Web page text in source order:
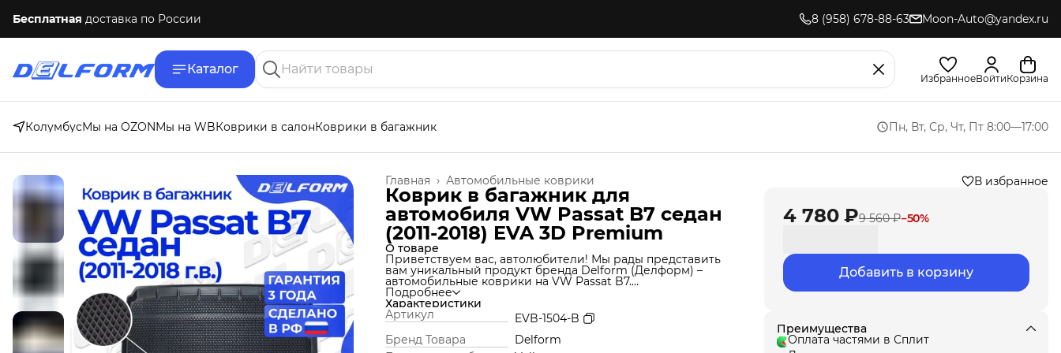
Бесплатная доставка по России 8 (958) 678-88-63 Moon-Auto@yandex.ru
Каталог
ИзбранноеВойтиКорзина
КолумбусМы на OZONМы на WBКоврики в салонКоврики в багажник Пн, Вт, Ср, Чт, Пт 8:00—17:00
Автомобильные коврики
Главная ›
Коврик в багажник для
автомобиля VW Passat B7 седан
(2011-2018) EVA 3D Premium
О товаре
Приветствуем вас, автолюбители! Мы рады представить
вам уникальный продукт бренда Delform (Делформ) –
автомобильные коврики на VW Passat B7.
Мы используем уникальную технологию производства,
которая позволяет нам создавать коврики из материала
термоэластопласт (ТЭП), который идеально подходит под
Ваш автомобиль и обеспечивает надежную защиту от
грязи и влаги. Но это еще не все! Продукт Delform
включают в себя функции обычных ковров вместе с
Подробнее
Характеристики
Артикул
EVB-1504-B
Бренд Товара
Delform
В избранное
4 780 ₽9 560 ₽−50%
Добавить в корзину
Преимущества
Оплата частями в Сплит